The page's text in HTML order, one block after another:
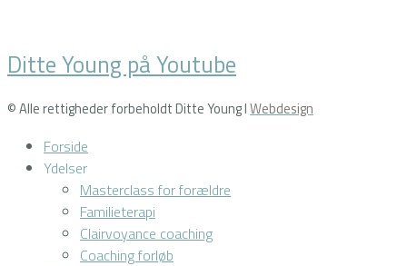
Ditte Young på Youtube
© Alle rettigheder forbeholdt Ditte Young IWebdesign
Forside
Ydelser
Masterclass for forældre
Familieterapi
Clairvoyance coaching
Coaching forløb